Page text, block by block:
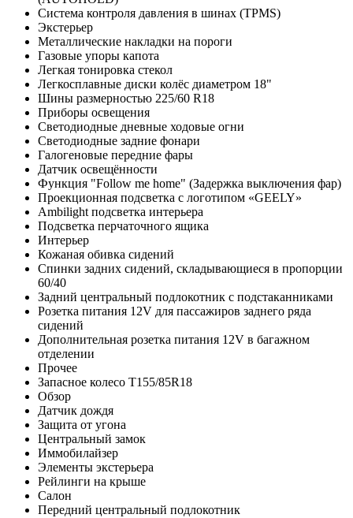
Система контроля давления в шинах (TPMS)
Экстерьер
Металлические накладки на пороги
Газовые упоры капота
Легкая тонировка стекол
Легкосплавные диски колёс диаметром 18"
Шины размерностью 225/60 R18
Приборы освещения
Светодиодные дневные ходовые огни
Светодиодные задние фонари
Галогеновые передние фары
Датчик освещённости
Функция "Follow me home" (Задержка выключения фар)
Проекционная подсветка с логотипом «GEELY»
Ambilight подсветка интерьера
Подсветка перчаточного ящика
Интерьер
Кожаная обивка сидений
Спинки задних сидений, складывающиеся в пропорции
60/40
Задний центральный подлокотник с подстаканниками
Розетка питания 12V для пассажиров заднего ряда
сидений
Дополнительная розетка питания 12V в багажном
отделении
Прочее
Запасное колесо T155/85R18
Обзор
Датчик дождя
Защита от угона
Центральный замок
Иммобилайзер
Элементы экстерьера
Рейлинги на крыше
Салон
Передний центральный подлокотник